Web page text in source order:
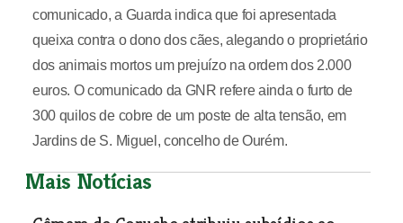
comunicado, a Guarda indica que foi apresentada
queixa contra o dono dos cães, alegando o proprietário
dos animais mortos um prejuízo na ordem dos 2.000
euros. O comunicado da GNR refere ainda o furto de
300 quilos de cobre de um poste de alta tensão, em
Jardins de S. Miguel, concelho de Ourém.
Mais Notícias